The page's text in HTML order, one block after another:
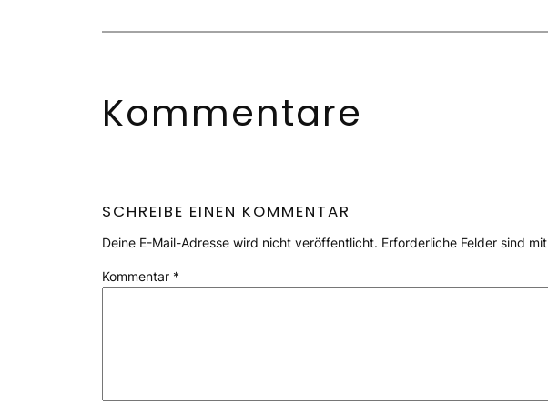
Kommentare
SCHREIBE EINEN KOMMENTAR
Deine E-Mail-Adresse wird nicht veröffentlicht. Erforderliche Felder sind mit
Kommentar *